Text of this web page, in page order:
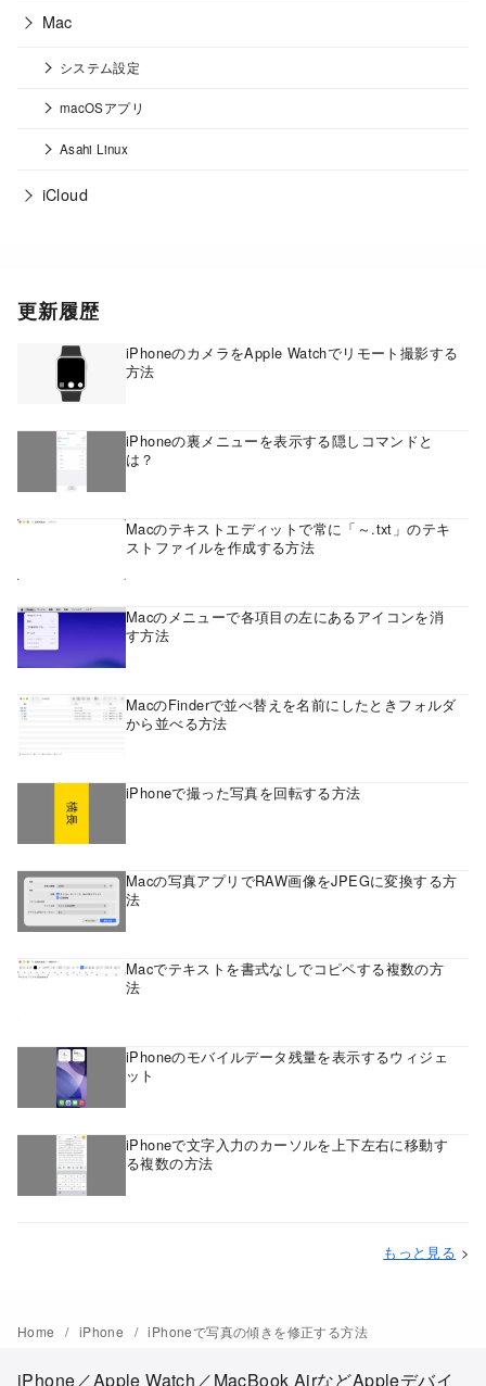
Mac
システム設定
macOSアプリ
Asahi Linux
iCloud
更新履歴
iPhoneのカメラをApple Watchでリモート撮影する
方法
iPhoneの裏メニューを表示する隠しコマンドと
は？
Macのテキストエディットで常に「～.txt」のテキ
ストファイルを作成する方法
Macのメニューで各項目の左にあるアイコンを消
す方法
MacのFinderで並べ替えを名前にしたときフォルダ
から並べる方法
iPhoneで撮った写真を回転する方法
Macの写真アプリでRAW画像をJPEGに変換する方
法
Macでテキストを書式なしでコピペする複数の方
法
iPhoneのモバイルデータ残量を表示するウィジェ
ット
iPhoneで文字入力のカーソルを上下左右に移動す
る複数の方法
もっと見る >
Home iPhone iPhoneで写真の傾きを修正する方法
iPhone／Apple Watch／MacBook AirなどAppleデバイ